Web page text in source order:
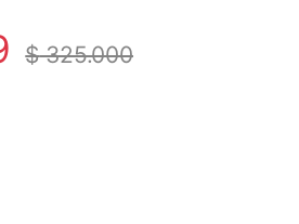
$325.000
TESZ40 ZAFIRO 30LTS. ELÉCTRICO